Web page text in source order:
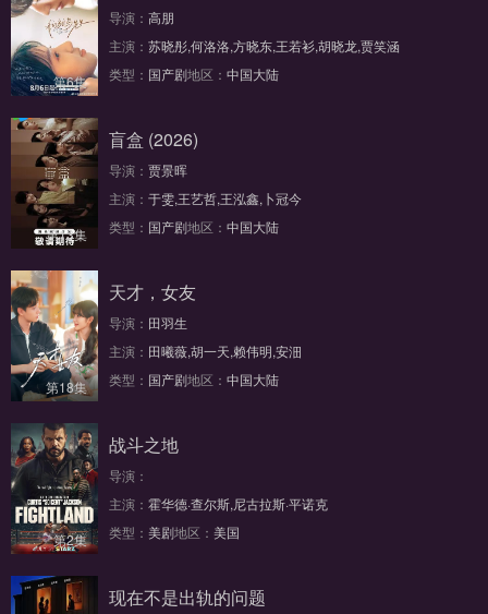
第6集
导演： 高朋
主演： 苏晓彤,何洛洛,方晓东,王若衫,胡晓龙,贾笑涵
类型： 国产剧地区： 中国大陆
第13集
盲盒 (2026)
导演： 贾景晖
主演： 于雯,王艺哲,王泓鑫,卜冠今
类型： 国产剧地区： 中国大陆
第18集
天才，女友
导演： 田羽生
主演： 田曦薇,胡一天,赖伟明,安沺
类型： 国产剧地区： 中国大陆
第2集
战斗之地
导演：
主演： 霍华德·查尔斯,尼古拉斯·平诺克
类型： 美剧地区： 美国
现在不是出轨的问题